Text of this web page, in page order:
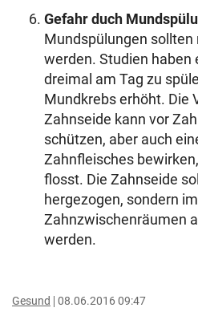
Gefahr duch
Mundspülungen
werden. Studien haben
dreimal am Tag zu
Mundkrebs erhöht. Die
Zahnseide kann vor
schützen, aber auch
Zahnfleisches
flosst. Die Zahnseide
hergezogen, sondern
Zahnzwischenräumen
werden.
Gesund 08.06.2016 09:47